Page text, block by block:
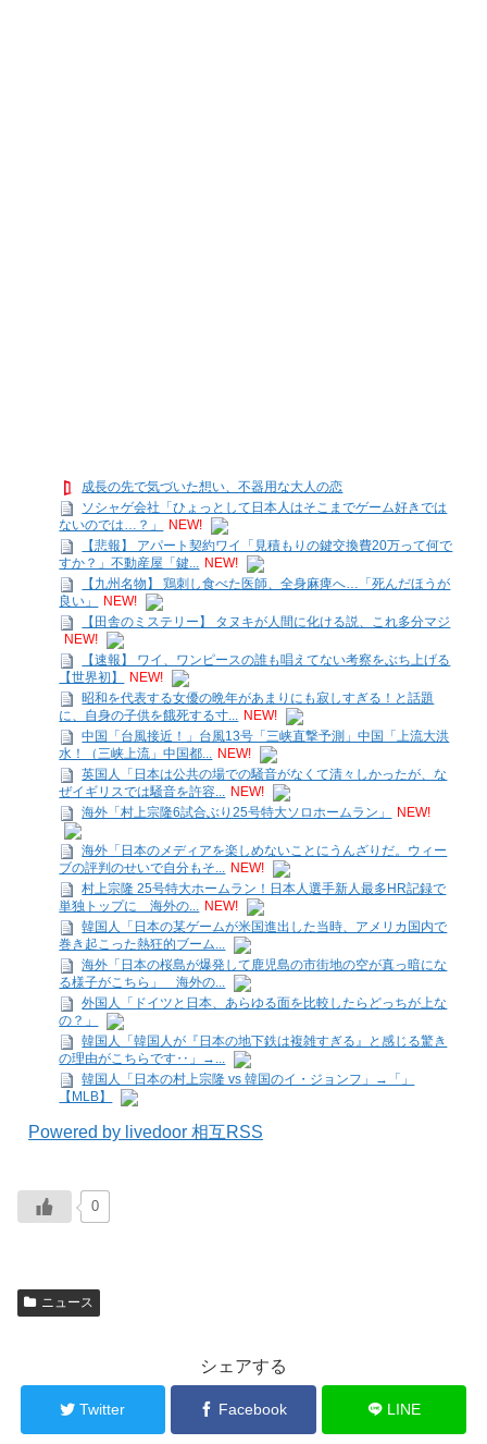
成長の先で気づいた想い、不器用な大人の恋
ソシャゲ会社「ひょっとして日本人はそこまでゲーム好きでは
ないのでは…？」
NEW!
【悲報】 アパート契約ワイ「見積もりの鍵交換費20万って何で
すか？」不動産屋「鍵...
NEW!
【九州名物】 鶏刺し食べた医師、全身麻痺へ…「死んだほうが
良い」
NEW!
【田舎のミステリー】 タヌキが人間に化ける説、これ多分マジ
NEW!
【速報】 ワイ、ワンピースの誰も唱えてない考察をぶち上げる
【世界初】
NEW!
昭和を代表する女優の晩年があまりにも寂しすぎる！と話題
に、自身の子供を餓死する寸...
NEW!
中国「台風接近！」台風13号「三峡直撃予測」中国「上流大洪
水！（三峡上流」中国都...
NEW!
英国人「日本は公共の場での騒音がなくて清々しかったが、な
ぜイギリスでは騒音を許容...
NEW!
海外「村上宗隆6試合ぶり25号特大ソロホームラン」
NEW!
海外「日本のメディアを楽しめないことにうんざりだ。ウィー
ブの評判のせいで自分もそ...
NEW!
村上宗隆 25号特大ホームラン！日本人選手新人最多HR記録で
単独トップに 海外の...
NEW!
韓国人「日本の某ゲームが米国進出した当時、アメリカ国内で
巻き起こった熱狂的ブーム...
海外「日本の桜島が爆発して鹿児島の市街地の空が真っ暗にな
る様子がこちら」 海外の...
外国人「ドイツと日本、あらゆる面を比較したらどっちが上な
の？」
韓国人「韓国人が『日本の地下鉄は複雑すぎる』と感じる驚き
の理由がこちらです‥」→...
韓国人「日本の村上宗隆 vs 韓国のイ・ジョンフ」→「」
【MLB】
Powered by livedoor 相互RSS
0
ニュース
シェアする
Twitter Facebook LINE